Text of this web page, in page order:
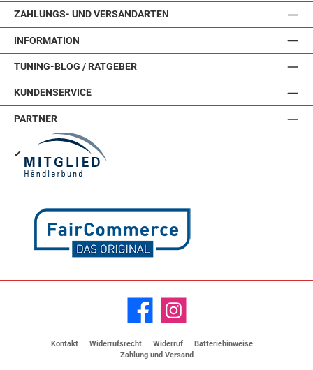
ZAHLUNGS- UND VERSANDARTEN
INFORMATION
TUNING-BLOG / RATGEBER
KUNDENSERVICE
PARTNER
✔
Facebook Instagram
Kontakt Widerrufsrecht Widerruf
Batteriehinweise
Zahlung und Versand